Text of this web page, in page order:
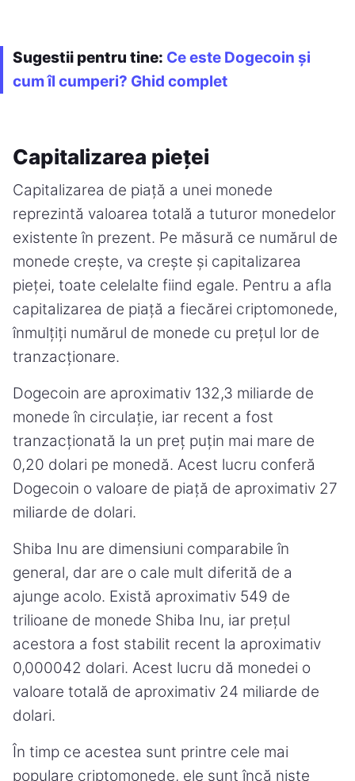
Sugestii pentru tine: Ce este Dogecoin și
cum îl cumperi? Ghid complet
Capitalizarea pieței
Capitalizarea de piață a unei monede
reprezintă valoarea totală a tuturor monedelor
existente în prezent. Pe măsură ce numărul de
monede crește, va crește și capitalizarea
pieței, toate celelalte fiind egale. Pentru a afla
capitalizarea de piață a fiecărei criptomonede,
înmulțiți numărul de monede cu prețul lor de
tranzacționare.
Dogecoin are aproximativ 132,3 miliarde de
monede în circulație, iar recent a fost
tranzacționată la un preț puțin mai mare de
0,20 dolari pe monedă. Acest lucru conferă
Dogecoin o valoare de piață de aproximativ 27
miliarde de dolari.
Shiba Inu are dimensiuni comparabile în
general, dar are o cale mult diferită de a
ajunge acolo. Există aproximativ 549 de
trilioane de monede Shiba Inu, iar prețul
acestora a fost stabilit recent la aproximativ
0,000042 dolari. Acest lucru dă monedei o
valoare totală de aproximativ 24 miliarde de
dolari.
În timp ce acestea sunt printre cele mai
populare criptomonede, ele sunt încă niște